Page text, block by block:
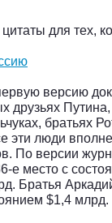
для тех,
версию
друзьях
братьях
эти люди
По версии
е место с
Братья
$1,4 млрд.